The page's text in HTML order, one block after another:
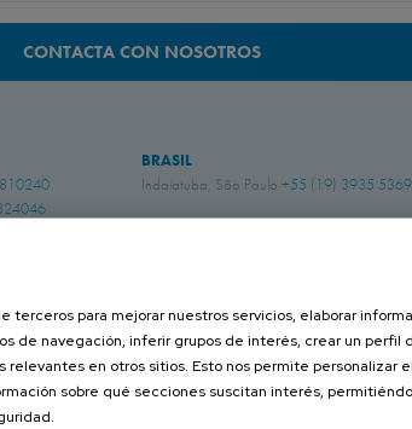
CONTACTA CON NOSOTROS
BRASIL
Indaiatuba, São Paulo +55 (19) 3935 5369
Santiago:+56 22 303 5950
Copiapó:+56 52 252 6290
PERÚ
terceros para mejorar nuestros servicios, elaborar
de navegación, inferir grupos de interés, crear un perfil
relevantes en otros sitios. Esto nos permite personalizar
sobre qué secciones suscitan interés,